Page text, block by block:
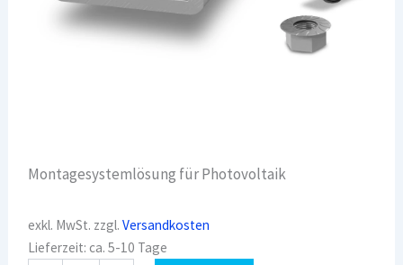
Montagesystemlösung für Photovoltaik
exkl. MwSt. zzgl.Versandkosten
Lieferzeit:ca. 5-10 Tage